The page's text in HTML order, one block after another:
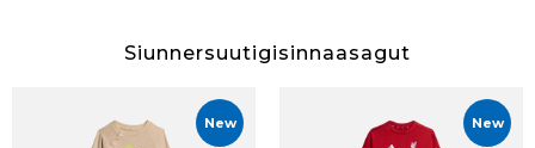
Siunnersuutigisinnaasagut
New New